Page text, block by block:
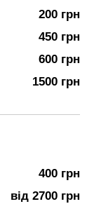
200 грн
450 грн
600 грн
1500 грн
400 грн
від 2700 грн